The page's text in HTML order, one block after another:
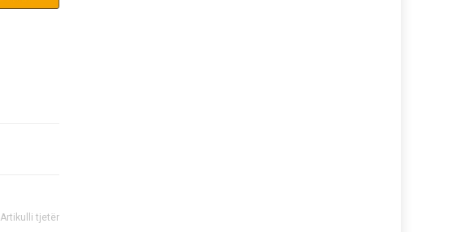
Artikulli tjetër